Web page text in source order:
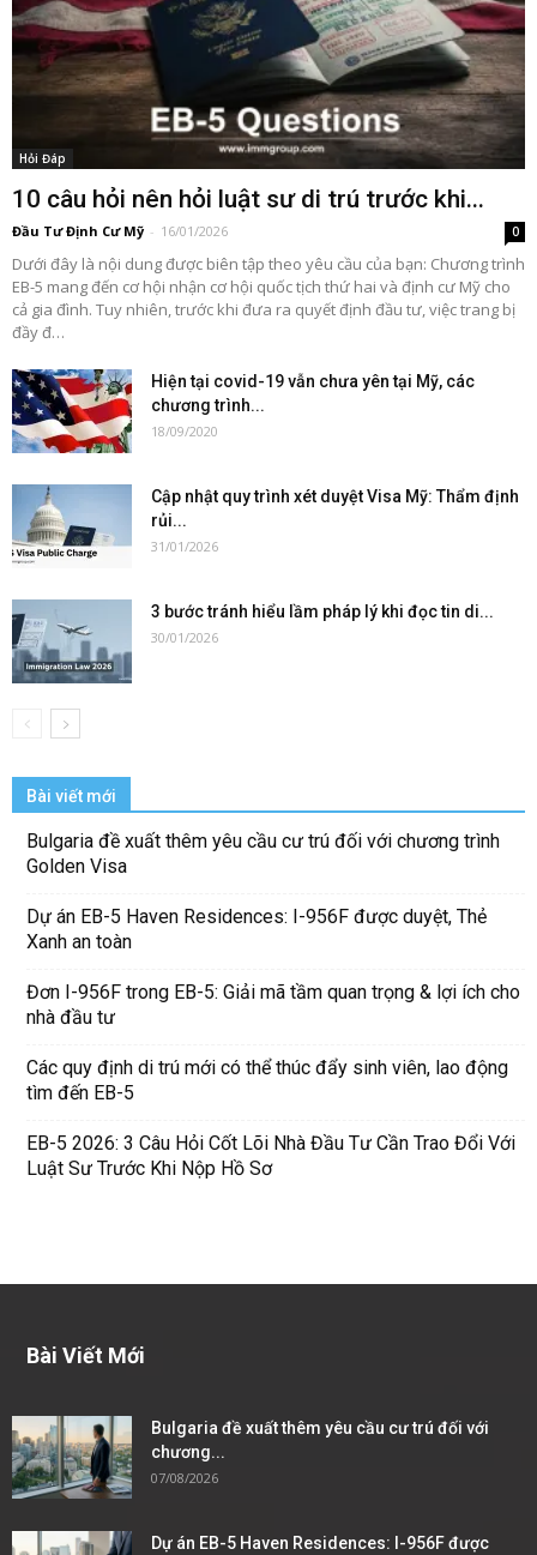
Hỏi Đáp
10 câu hỏi nên hỏi luật sư di trú trước khi...
Đầu Tư Định Cư Mỹ - 16/01/2026 0
Dưới đây là nội dung được biên tập theo yêu cầu của bạn: Chương trình
EB-5 mang đến cơ hội nhận cơ hội quốc tịch thứ hai và định cư Mỹ cho
cả gia đình. Tuy nhiên, trước khi đưa ra quyết định đầu tư, việc trang bị
đầy đ…
Hiện tại covid-19 vẫn chưa yên tại Mỹ, các
chương trình...
18/09/2020
Cập nhật quy trình xét duyệt Visa Mỹ: Thẩm định
rủi...
31/01/2026
3 bước tránh hiểu lầm pháp lý khi đọc tin di...
30/01/2026
Bài viết mới
Bulgaria đề xuất thêm yêu cầu cư trú đối với chương trình
Golden Visa
Dự án EB-5 Haven Residences: I-956F được duyệt, Thẻ
Xanh an toàn
Đơn I-956F trong EB-5: Giải mã tầm quan trọng & lợi ích cho
nhà đầu tư
Các quy định di trú mới có thể thúc đẩy sinh viên, lao động
tìm đến EB-5
EB-5 2026: 3 Câu Hỏi Cốt Lõi Nhà Đầu Tư Cần Trao Đổi Với
Luật Sư Trước Khi Nộp Hồ Sơ
Bài Viết Mới
Bulgaria đề xuất thêm yêu cầu cư trú đối với
chương...
07/08/2026
Dự án EB-5 Haven Residences: I-956F được